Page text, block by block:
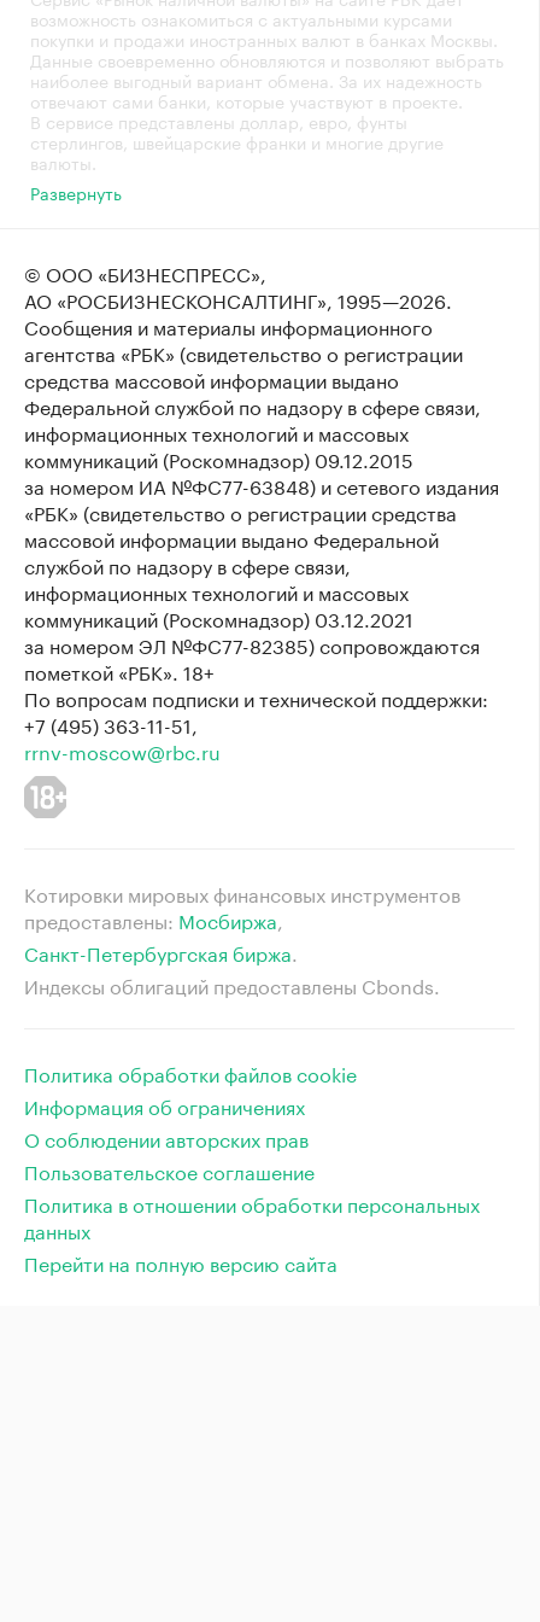
возможность ознакомиться с актуальными курсами
покупки и продажи иностранных валют в банках Москвы.
Данные своевременно обновляются и позволяют выбрать
наиболее выгодный вариант обмена. За их надежность
отвечают сами банки, которые участвуют в проекте.
В сервисе представлены доллар, евро, фунты
стерлингов, швейцарские франки и многие другие
валюты.
Развернуть
© ООО «БИЗНЕСПРЕСС»,
АО «РОСБИЗНЕСКОНСАЛТИНГ», 1995—2026.
Сообщения и материалы информационного
агентства «РБК» (свидетельство о регистрации
средства массовой информации выдано
Федеральной службой по надзору в сфере связи,
информационных технологий и массовых
коммуникаций (Роскомнадзор) 09.12.2015
за номером ИА №ФС77-63848) и сетевого издания
«РБК» (свидетельство о регистрации средства
массовой информации выдано Федеральной
службой по надзору в сфере связи,
информационных технологий и массовых
коммуникаций (Роскомнадзор) 03.12.2021
за номером ЭЛ №ФС77-82385) сопровождаются
пометкой «РБК». 18+
По вопросам подписки и технической поддержки:
+7 (495) 363-11-51,
rrnv-moscow@rbc.ru
Котировки мировых финансовых инструментов
предоставлены: Мосбиржа⁠,
Санкт-Петербургская биржа⁠.
Индексы облигаций предоставлены Cbonds.
Политика обработки файлов cookie
Информация об ограничениях
О соблюдении авторских прав
Пользовательское соглашение
Политика в отношении обработки персональных
данных
Перейти на полную версию сайта